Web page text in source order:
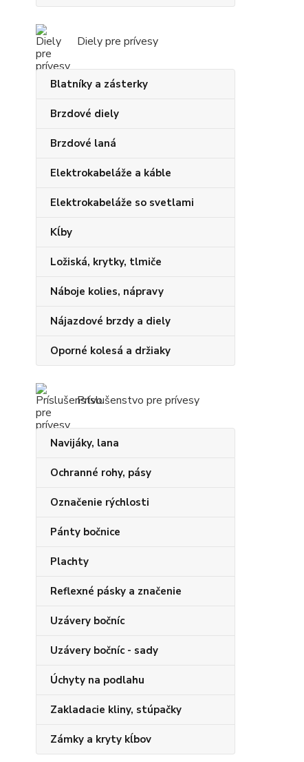
Diely pre prívesy
Blatníky a zásterky
Brzdové diely
Brzdové laná
Elektrokabeláže a káble
Elektrokabeláže so svetlami
Kĺby
Ložiská, krytky, tlmiče
Náboje kolies, nápravy
Nájazdové brzdy a diely
Oporné kolesá a držiaky
Príslušenstvo pre prívesy
Navijáky, lana
Ochranné rohy, pásy
Označenie rýchlosti
Pánty bočnice
Plachty
Reflexné pásky a značenie
Uzávery bočníc
Uzávery bočníc - sady
Úchyty na podlahu
Zakladacie kliny, stúpačky
Zámky a kryty kĺbov